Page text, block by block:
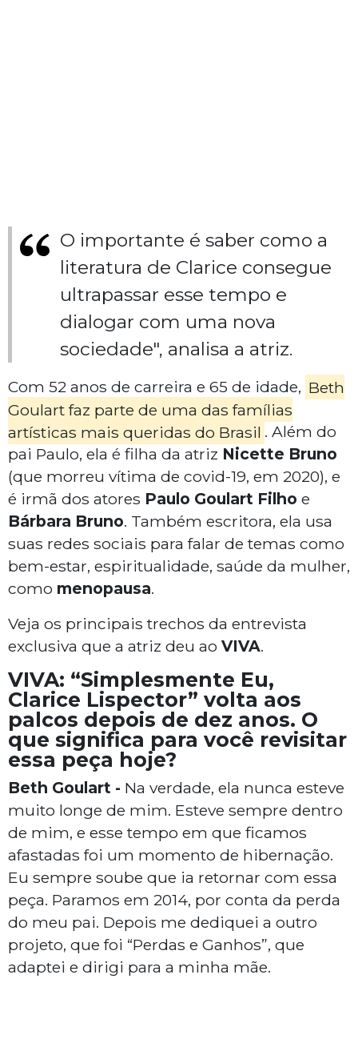
O importante é saber como a
literatura de Clarice consegue
ultrapassar esse tempo e
dialogar com uma nova
sociedade", analisa a atriz.
Com 52 anos de carreira e 65 de idade, Beth
Goulart faz parte de uma das famílias
artísticas mais queridas do Brasil . Além do
pai Paulo, ela é filha da atriz Nicette Bruno
(que morreu vítima de covid-19, em 2020), e
é irmã dos atores Paulo Goulart Filho e
Bárbara Bruno. Também escritora, ela usa
suas redes sociais para falar de temas como
bem-estar, espiritualidade, saúde da mulher,
como menopausa.
Veja os principais trechos da entrevista
exclusiva que a atriz deu ao VIVA.
VIVA: “Simplesmente Eu,
Clarice Lispector” volta aos
palcos depois de dez anos. O
que significa para você revisitar
essa peça hoje?
Beth Goulart - Na verdade, ela nunca esteve
muito longe de mim. Esteve sempre dentro
de mim, e esse tempo em que ficamos
afastadas foi um momento de hibernação.
Eu sempre soube que ia retornar com essa
peça. Paramos em 2014, por conta da perda
do meu pai. Depois me dediquei a outro
projeto, que foi “Perdas e Ganhos”, que
adaptei e dirigi para a minha mãe.